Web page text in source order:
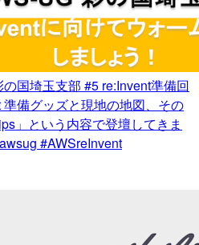
国埼玉支部 #5 re:Invent準備回
準備グッズと現地の地図、その
」という内容で登壇してきま
#AWSreInvent